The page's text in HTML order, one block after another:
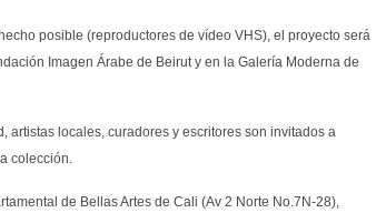
posible (reproductores de vídeo VHS), el proyecto será
Imagen Árabe de Beirut y en la Galería Moderna de
artistas locales, curadores y escritores son invitados a
colección.
de Bellas Artes de Cali (Av 2 Norte No.7N-28),